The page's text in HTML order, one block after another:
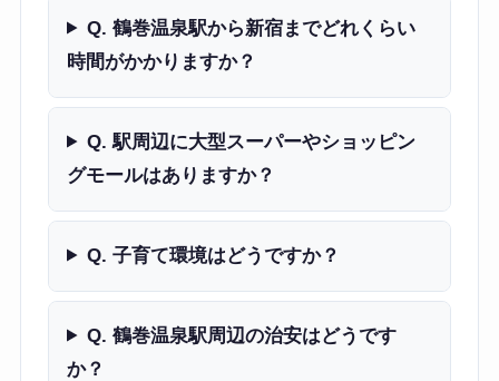
Q. 鶴巻温泉駅から新宿までどれくらい
時間がかかりますか？
Q. 駅周辺に大型スーパーやショッピン
グモールはありますか？
Q. 子育て環境はどうですか？
Q. 鶴巻温泉駅周辺の治安はどうです
か？